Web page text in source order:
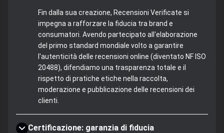
Fin dalla sua creazione, Recensioni Verificate si
impegna a rafforzare la fiducia tra brand e
consumatori. Avendo partecipato all'elaborazione
del primo standard mondiale volto a garantire
l'autenticità delle recensioni online (diventato NF ISO
20488), difendiamo una trasparenza totale e il
rispetto di pratiche etiche nella raccolta,
moderazione e pubblicazione delle recensioni dei
clienti.
Certificazione: garanzia di fiducia